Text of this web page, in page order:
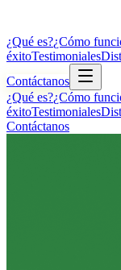
¿Qué es?¿Cómo
éxitoTestimoniales
Contáctanos
¿Qué es?¿Cómo
éxitoTestimoniales
Contáctanos